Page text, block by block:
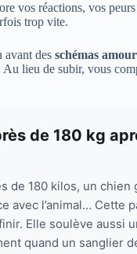
vos réactions, vos
trop vite.
avant des schémas
lieu de subir, vous
de 180 kg
de 180 kilos, un
avec l’animal… Cette
Elle soulève aussi
quand un sanglier